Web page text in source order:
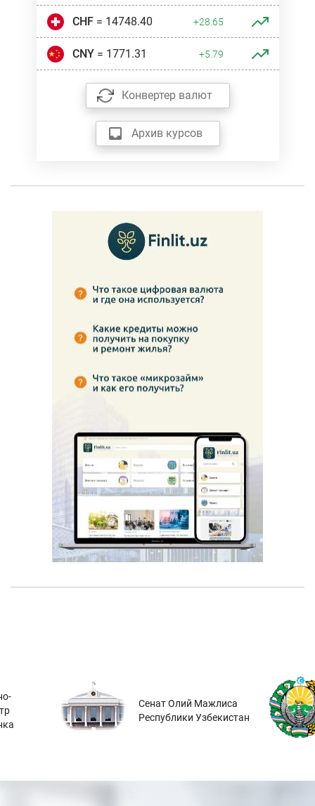
CHF= 14748.40 +28.65
CNY= 1771.31 +5.79
Конвертер валют
Архив курсов
Сенат Олий Мажлиса
Республики Узбекистан